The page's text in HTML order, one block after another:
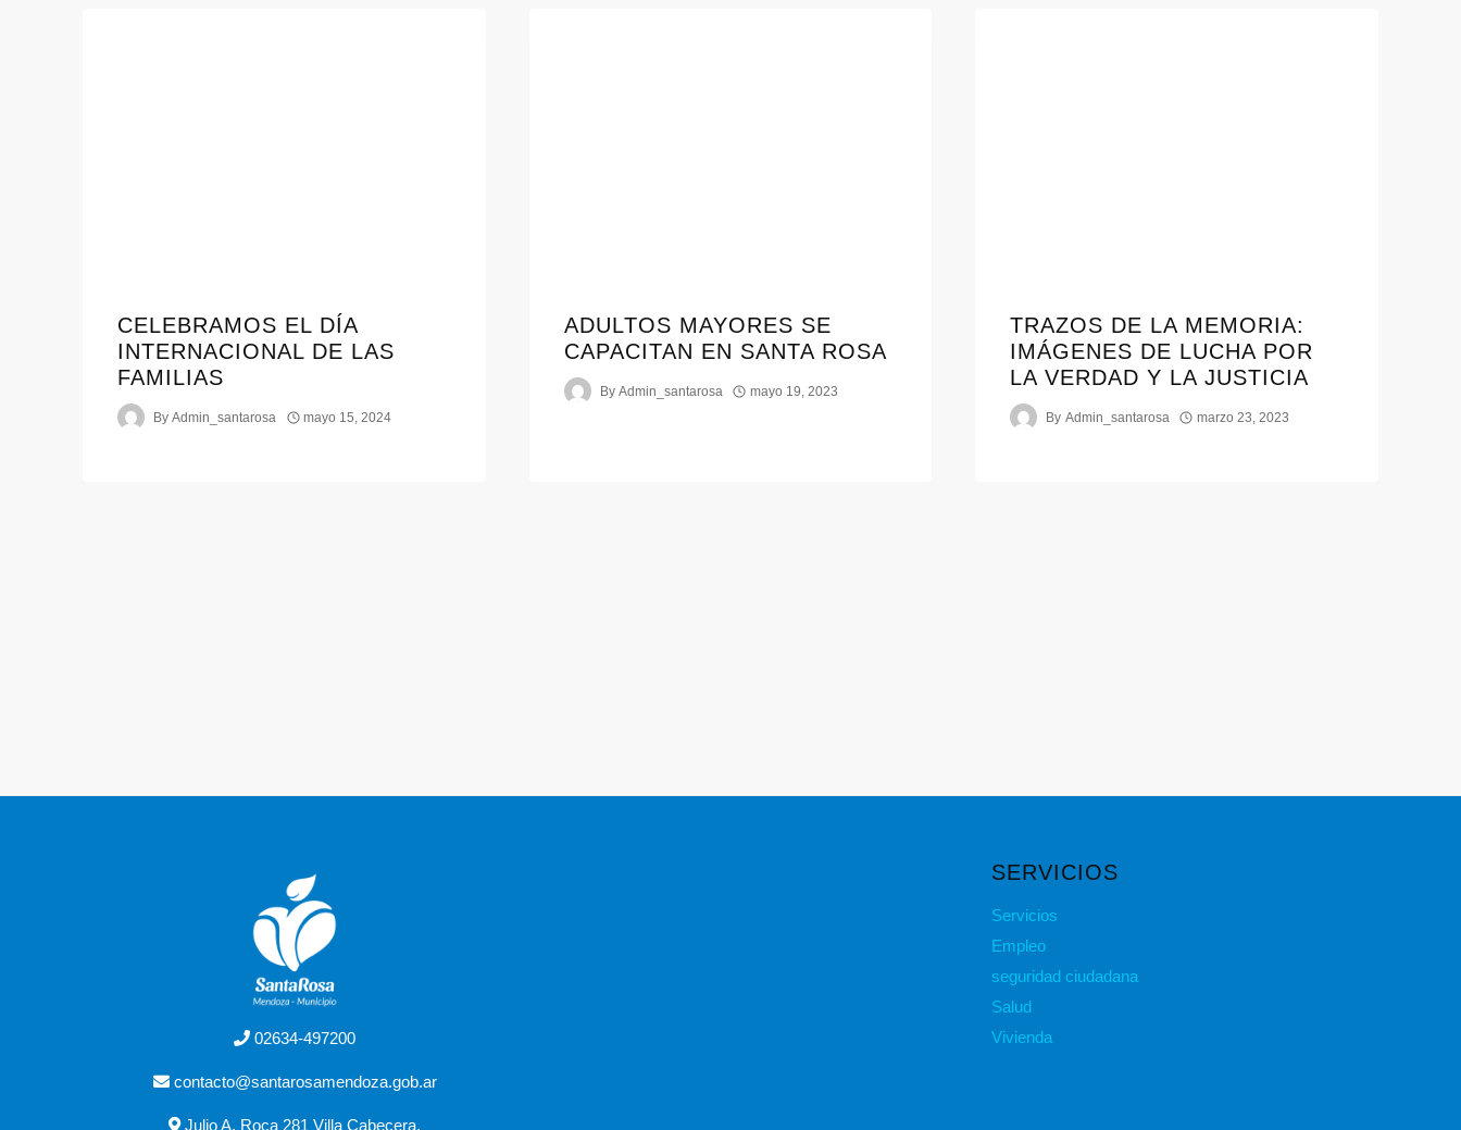
CELEBRAMOS EL DÍA
INTERNACIONAL DE LAS
FAMILIAS
By Admin_santarosa mayo 15, 2024
ADULTOS MAYORES SE
CAPACITAN EN SANTA ROSA
By Admin_santarosa mayo 19, 2023
TRAZOS DE LA MEMORIA:
IMÁGENES DE LUCHA POR
LA VERDAD Y LA JUSTICIA
By Admin_santarosa marzo 23, 2023
02634-497200
contacto@santarosamendoza.gob.ar
Julio A. Roca 281 Villa Cabecera,
SERVICIOS
Servicios
Empleo
seguridad ciudadana
Salud
Vivienda